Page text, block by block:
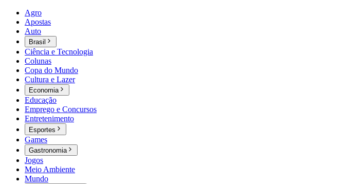
Agro
Apostas
Auto
Brasil
Ciência e Tecnologia
Colunas
Copa do Mundo
Cultura e Lazer
Economia
Educação
Emprego e Concursos
Entretenimento
Esportes
Games
Gastronomia
Jogos
Meio Ambiente
Mundo